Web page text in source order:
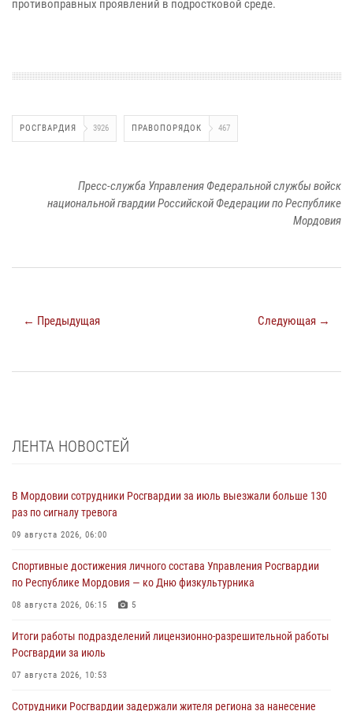
противоправных проявлений в подростковой среде.
РОСГВАРДИЯ 3926 ПРАВОПОРЯДОК 467
Пресс-служба Управления Федеральной службы войск
национальной гвардии Российской Федерации по Республике
Мордовия
← Предыдущая Следующая →
ЛЕНТА НОВОСТЕЙ
В Мордовии сотрудники Росгвардии за июль выезжали больше 130
раз по сигналу тревога
09 августа 2026, 06:00
Спортивные достижения личного состава Управления Росгвардии
по Республике Мордовия — ко Дню физкультурника
08 августа 2026, 06:15 5
Итоги работы подразделений лицензионно-разрешительной работы
Росгвардии за июль
07 августа 2026, 10:53
Сотрудники Росгвардии задержали жителя региона за нанесение